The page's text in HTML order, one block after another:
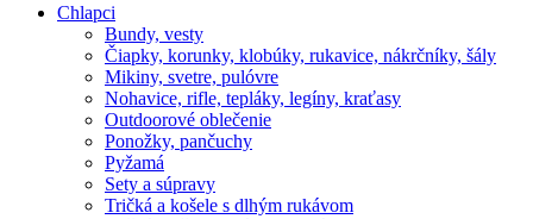
Chlapci
Bundy, vesty
Čiapky, korunky, klobúky, rukavice, nákrčníky, šály
Mikiny, svetre, pulóvre
Nohavice, rifle, tepláky, legíny, kraťasy
Outdoorové oblečenie
Ponožky, pančuchy
Pyžamá
Sety a súpravy
Tričká a košele s dlhým rukávom